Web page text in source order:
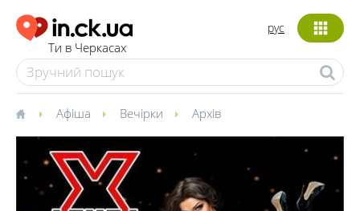
Ти в Черкасах
рус
Афіша Вечірки Архів